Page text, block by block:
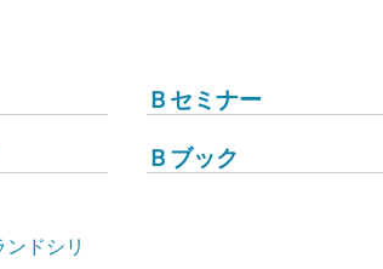
Ｂセミナー
ンドシリ
Ｂブック